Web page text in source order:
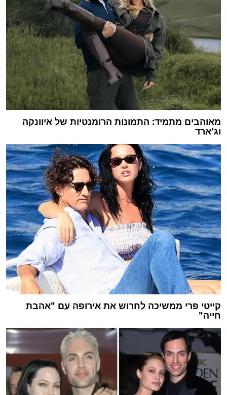
מאוהבים מתמיד: התמונות הרומנטיות של איוונקה
וג'ארד
קייטי פרי ממשיכה לחרוש את אירופה עם "אהבת
חייה"